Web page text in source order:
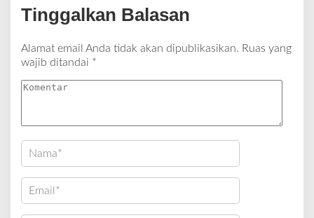
Tinggalkan Balasan
Alamat email Anda tidak akan dipublikasikan. Ruas yang
wajib ditandai *